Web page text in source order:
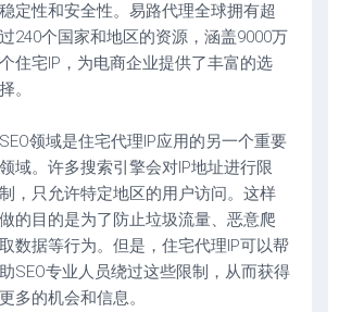
稳定性和安全性。易路代理全球拥有超
过240个国家和地区的资源，涵盖9000万
个住宅IP，为电商企业提供了丰富的选
择。
SEO领域是住宅代理IP应用的另一个重要
领域。许多搜索引擎会对IP地址进行限
制，只允许特定地区的用户访问。这样
做的目的是为了防止垃圾流量、恶意爬
取数据等行为。但是，住宅代理IP可以帮
助SEO专业人员绕过这些限制，从而获得
更多的机会和信息。